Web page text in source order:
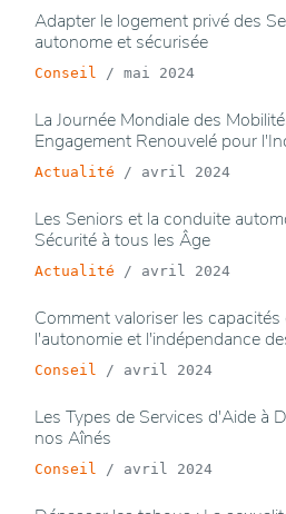
Adapter le logement privé des
autonome et sécurisée
Conseil / mai 2024
La Journée Mondiale des
Engagement Renouvelé pour
Actualité / avril 2024
Les Seniors et la conduite
Sécurité à tous les Âge
Actualité / avril 2024
Comment valoriser les
l'autonomie et l'indépendance
Conseil / avril 2024
Les Types de Services d'Aide à
nos Aînés
Conseil / avril 2024